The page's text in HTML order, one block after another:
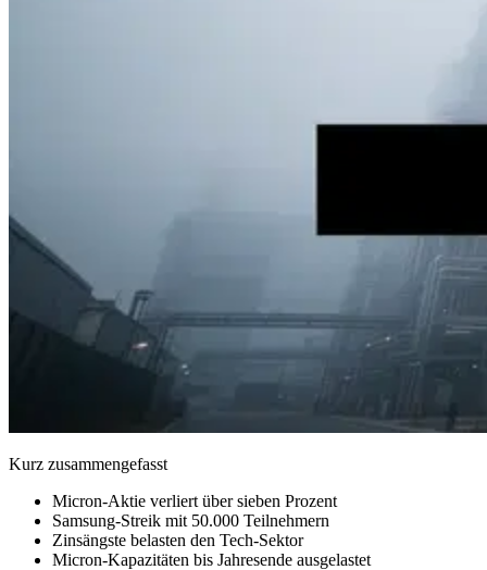
Kurz zusammengefasst
Micron-Aktie verliert über sieben Prozent
Samsung-Streik mit 50.000 Teilnehmern
Zinsängste belasten den Tech-Sektor
Micron-Kapazitäten bis Jahresende ausgelastet